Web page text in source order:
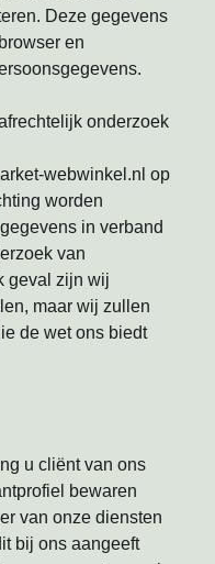
Deze gegevens
en
onderzoek
webwinkel.nl op
worden
in verband
van
geval zijn wij
maar wij zullen
de wet ons biedt
u cliënt van ons
bewaren
van onze diensten
bij ons aangeeft